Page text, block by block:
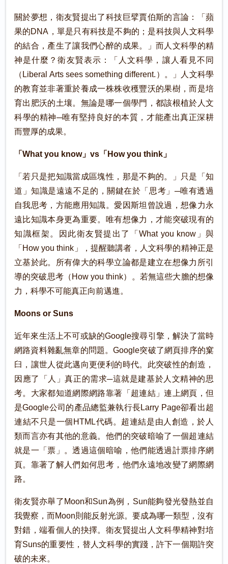
關於夢想，衛友賢提出了科技巨擘賈伯斯的言論：「蘋
果的DNA，單是只有科技是不夠的；是科技與人文科學
的結合，產生了讓我們心醉的成果。」而人文科學的精
神是什麼？衛友賢表示：「人文科學，讓人看見不同
（Liberal Arts sees something different.）。」人文科學
的教育並非著重於養成一株株收穫豐沃的果樹，而是培
育出肥沃的土壤。無論是哪一個學門，都該根植於人文
科學的精神─唯有堅持良好的本質，才能產出真正深耕
而豐厚的成果。
「What you know」vs「How you think」
「若只是把知識當成區塊性，那是不夠的。」只是「知
道」知識是遠遠不足的，關鍵在於「思考」─唯有透過
自我思考，方能應用知識。愛因斯坦曾說過，想像力永
遠比知識本身更為重要。唯有想像力，才能突破現有的
知識框架。因此衛友賢提出了「What you know」與
「How you think」，提醒聽講者，人文科學的精神正是
立基於此。所有偉大的科學立論都是建立在想像力所引
導的突破思考（How you think）。若無這些大膽的想像
力，科學不可能真正向前邁進。
Moons or Suns
近年來生活上不可或缺的Google搜尋引擎，解決了當時
網路資料雜亂無章的問題。Google突破了網頁排序的窠
臼，讓世人從此邁向更便利的時代。此突破性的創造，
因應了「人」真正的需求─這就是建基於人文精神的思
考。大家都知道網際網路靠著「超連結」連上網頁，但
是Google公司的產品總監兼執行長Larry Page卻看出超
連結不只是一個HTML代碼。超連結是由人創造，於人
類而言亦有其他的意義。他們的突破暗喻了一個超連結
就是一「票」。透過這個暗喻，他們能透過計票排序網
頁。靠著了解人們如何思考，他們永遠地改變了網際網
路。
衛友賢亦舉了Moon和Sun為例，Sun能夠發光發熱並自
我覺察，而Moon則能反射光源。要成為哪一類型，沒有
對錯，端看個人的抉擇。衛友賢提出人文科學精神對培
育Suns的重要性，替人文科學的實踐，許下一個期許突
破的未來。